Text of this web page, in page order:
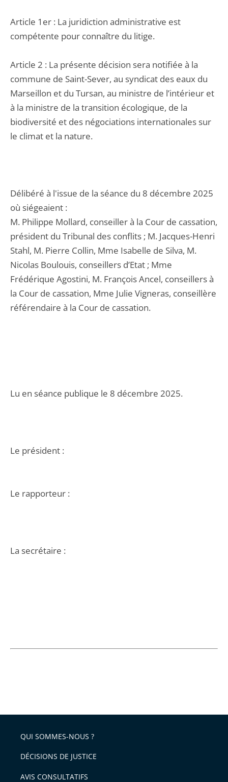
Article 1er : La juridiction administrative est
compétente pour connaître du litige.
Article 2 : La présente décision sera notifiée à la
commune de Saint-Sever, au syndicat des eaux du
Marseillon et du Tursan, au ministre de l’intérieur et
à la ministre de la transition écologique, de la
biodiversité et des négociations internationales sur
le climat et la nature.
Délibéré à l'issue de la séance du 8 décembre 2025
où siégeaient :
M. Philippe Mollard, conseiller à la Cour de cassation,
président du Tribunal des conflits ; M. Jacques-Henri
Stahl, M. Pierre Collin, Mme Isabelle de Silva, M.
Nicolas Boulouis, conseillers d’Etat ; Mme
Frédérique Agostini, M. François Ancel, conseillers à
la Cour de cassation, Mme Julie Vigneras, conseillère
référendaire à la Cour de cassation.
Lu en séance publique le 8 décembre 2025.
Le président :
Le rapporteur :
La secrétaire :
QUI SOMMES-NOUS ?
DÉCISIONS DE JUSTICE
AVIS CONSULTATIFS